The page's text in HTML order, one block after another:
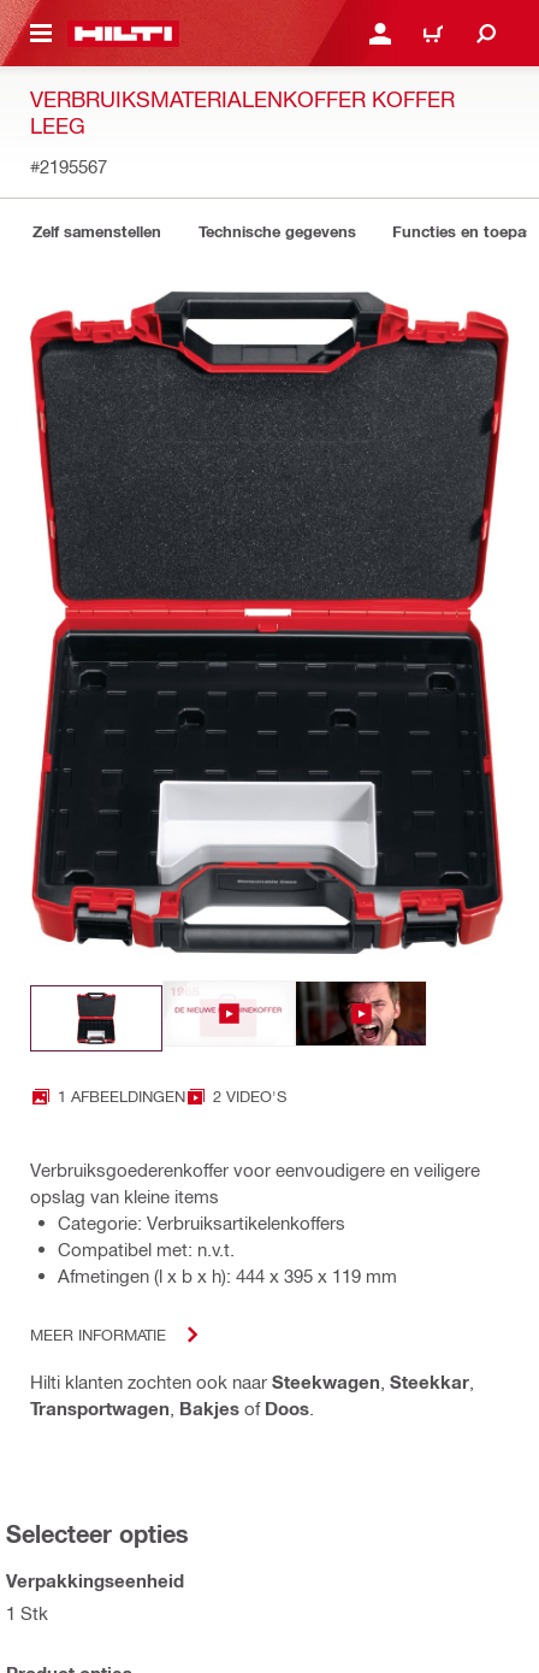
HOOFDINHOUD AANMELDEN OF
WINKELWAGEN
VERBRUIKSMATERIALENKOFFER KOFFER
LEEG
#2195567
Zelf samenstellen Technische gegevens Functies en
1 AFBEELDINGEN 2 VIDEO'S
Verbruiksgoederenkoffer voor eenvoudigere en veiligere
opslag van kleine items
Categorie: Verbruiksartikelenkoffers
Compatibel met: n.v.t.
Afmetingen (l x b x h): 444 x 395 x 119 mm
MEER INFORMATIE
Hilti klanten zochten ook naar Steekwagen Steekkar
Transportwagen Bakjes of Doos
Selecteer opties
Verpakkingseenheid
1 Stk